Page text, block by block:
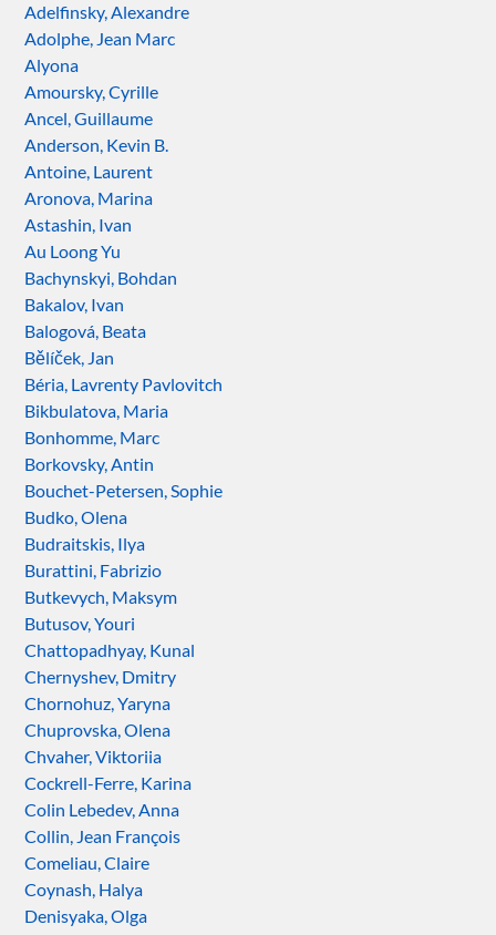
Adelfinsky, Alexandre
Adolphe, Jean Marc
Alyona
Amoursky, Cyrille
Ancel, Guillaume
Anderson, Kevin B.
Antoine, Laurent
Aronova, Marina
Astashin, Ivan
Au Loong Yu
Bachynskyi, Bohdan
Bakalov, Ivan
Balogová, Beata
Bělíček, Jan
Béria, Lavrenty Pavlovitch
Bikbulatova, Maria
Bonhomme, Marc
Borkovsky, Antin
Bouchet-Petersen, Sophie
Budko, Olena
Budraitskis, Ilya
Burattini, Fabrizio
Butkevych, Maksym
Butusov, Youri
Chattopadhyay, Kunal
Chernyshev, Dmitry
Chornohuz, Yaryna
Chuprovska, Olena
Chvaher, Viktoriia
Cockrell-Ferre, Karina
Colin Lebedev, Anna
Collin, Jean François
Comeliau, Claire
Coynash, Halya
Denisyaka, Olga